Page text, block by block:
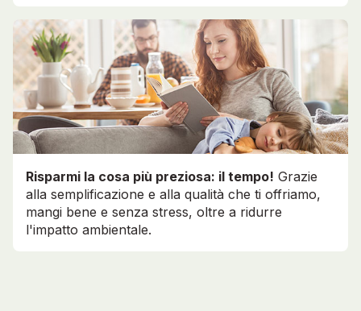
Risparmi la cosa più preziosa: il tempo! Grazie
alla semplificazione e alla qualità che ti offriamo,
mangi bene e senza stress, oltre a ridurre
l'impatto ambientale.